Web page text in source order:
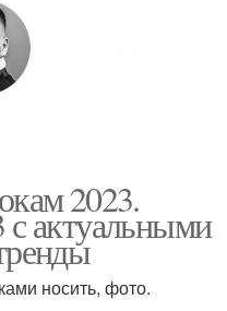
2023.
актуальными
носить, фото.